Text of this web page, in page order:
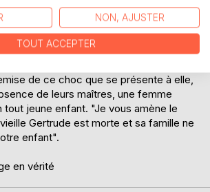
tard ! Un mariage par procuration est
même. Et "maîtresse de mai-son" n'est-
ambiguë qui sous-entend
de ce choc que se présente à elle,
de leurs maîtres, une femme
tout jeune enfant. "Je vous amène le
Gertrude est morte et sa famille ne
enfant".
en vérité
NON, AJUSTER
TOUT ACCEPTER